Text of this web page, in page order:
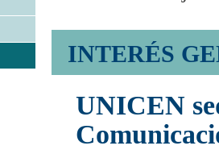
INTERÉS
UNICEN